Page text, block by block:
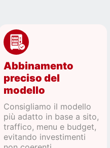
Abbinamento
preciso del
modello
Consigliamo il modello
più adatto in base a sito,
traffico, menu e budget,
evitando investimenti